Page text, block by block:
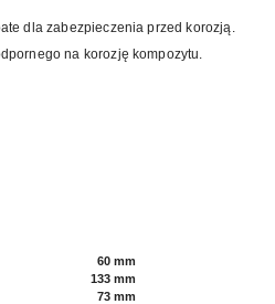
dla zabezpieczenia przed korozją.
na korozję kompozytu.
60 mm
133 mm
73 mm